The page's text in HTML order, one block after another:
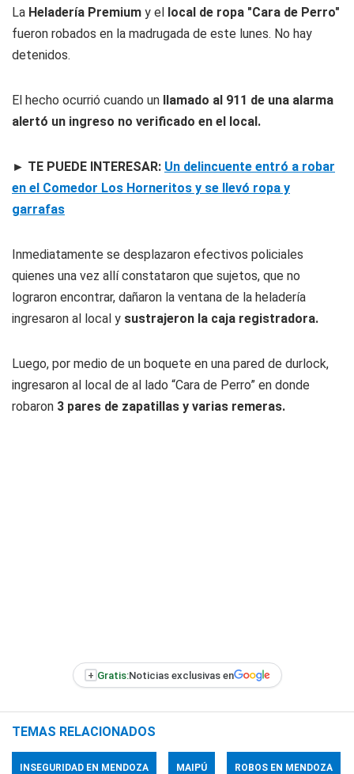
La Heladería Premium y el local de ropa "Cara de Perro"
fueron robados en la madrugada de este lunes. No hay
detenidos.
El hecho ocurrió cuando un llamado al 911 de una alarma
alertó un ingreso no verificado en el local.
► TE PUEDE INTERESAR: Un delincuente entró a robar
en el Comedor Los Horneritos y se llevó ropa y
garrafas
Inmediatamente se desplazaron efectivos policiales
quienes una vez allí constataron que sujetos, que no
lograron encontrar, dañaron la ventana de la heladería
ingresaron al local y sustrajeron la caja registradora.
Luego, por medio de un boquete en una pared de durlock,
ingresaron al local de al lado “Cara de Perro” en donde
robaron 3 pares de zapatillas y varias remeras.
+ Gratis:Noticias exclusivas en
TEMAS RELACIONADOS
INSEGURIDAD EN MENDOZA MAIPÚ ROBOS EN MENDOZA